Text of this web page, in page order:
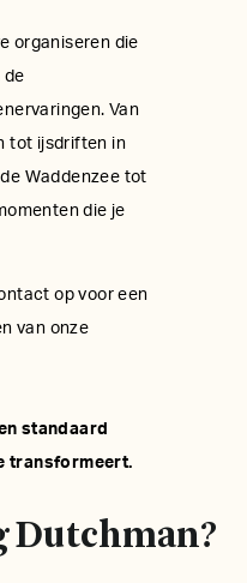
organiseren die
de
Van
tot ijsdriften in
Waddenzee tot
die je
op voor een
van onze
standaard
transformeert.
Dutchman?